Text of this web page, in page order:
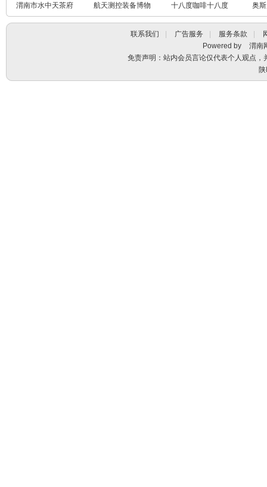
渭南市水中天茶府
航天测控装备博物
馆航天测控
十八度咖啡十八度
茶馆
奥
联系我们 广告服务 服务条款
Powered by
渭南
免责声明：站内会员言论仅代表个人观点